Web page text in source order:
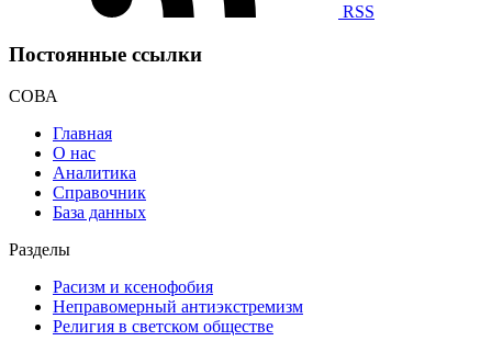
RSS
Постоянные ссылки
СОВА
Главная
О нас
Аналитика
Справочник
База данных
Разделы
Расизм и ксенофобия
Неправомерный антиэкстремизм
Религия в светском обществе